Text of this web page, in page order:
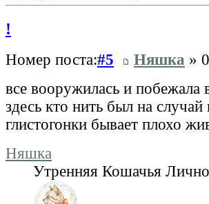
!
Номер поста:#5 Няшка »
все вооружилась и побежала
здесь кто нить был на
глистогонки бывает плохо
Няшка
Утренняя Кошачья